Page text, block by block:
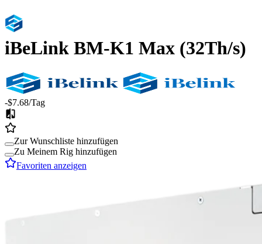
iBeLink BM-K1 Max (32Th/s)
-$7.68/Tag
Zur Wunschliste hinzufügen
Zu Meinem Rig hinzufügen
Favoriten anzeigen